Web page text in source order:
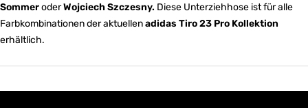
SommeroderWojciech Szczesny. Diese Unterziehhose ist für alle
Farbkombinationen der aktuellenadidas Tiro 23 Pro Kollektion
erhältlich.